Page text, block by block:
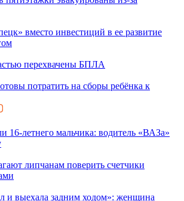
вместо инвестиций в ее развитие
перехвачены БПЛА
потратить на сборы ребёнка к
16-летнего мальчика: водитель «ВАЗа»
липчанам поверить счетчики
и выехала задним ходом»: женщина